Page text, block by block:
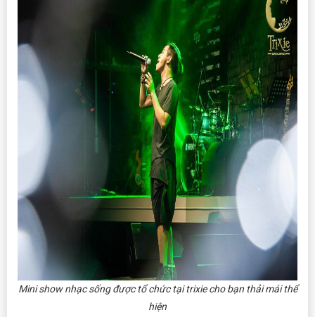
Mini show nhạc sống được tổ chức tại trixie cho bạn thải mái thể
hiện